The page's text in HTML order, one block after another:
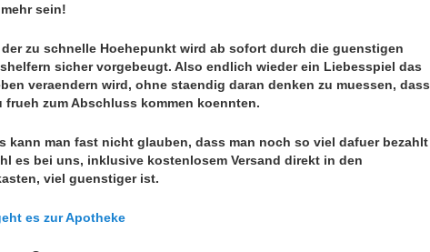
sein!
zu schnelle Hoehepunkt wird ab sofort durch die guenstigen
sicher vorgebeugt. Also endlich wieder ein Liebesspiel das
veraendern wird, ohne staendig daran denken zu muessen, dass
frueh zum Abschluss kommen koennten.
kann man fast nicht glauben, dass man noch so viel dafuer bezahlt
es bei uns, inklusive kostenlosem Versand direkt in den
viel guenstiger ist.
es zur Apotheke